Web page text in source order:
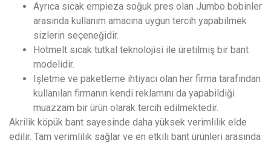
Ayrıca sıcak empieza soğuk pres olan Jumbo bobinler
arasında kullanım amacına uygun tercih yapabilmek
sizlerin seçeneğidir.
Hotmelt sıcak tutkal teknolojisi ile üretilmiş bir bant
modelidir.
Işletme ve paketleme ihtiyacı olan her firma tarafından
kullanılan firmanın kendi reklamını da yapabildiği
muazzam bir ürün olarak tercih edilmektedir.
Akrilik köpük bant sayesinde daha yüksek verimlilik elde
edilir. Tam verimlilik sağlar ve en etkili bant ürünleri arasında